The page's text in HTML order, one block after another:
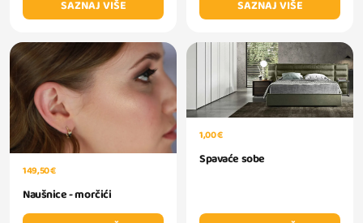
SAZNAJ VIŠE
SAZNAJ VIŠE
149,50 €
Naušnice - morčići
1,00 €
Spavaće sobe